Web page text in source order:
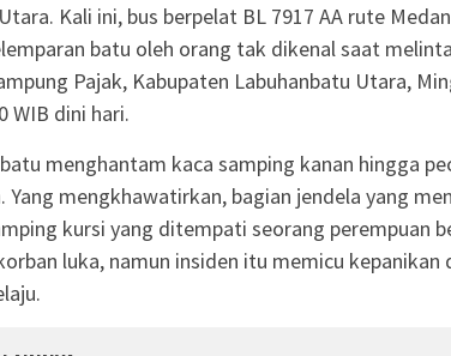
Kali ini, bus berpelat BL 7917 AA rute
batu oleh orang tak dikenal saat
Pajak, Kabupaten Labuhanbatu Utara,
WIB dini hari.
menghantam kaca samping kanan hingga
Yang mengkhawatirkan, bagian jendela yang
kursi yang ditempati seorang perempuan
luka, namun insiden itu memicu kepanikan